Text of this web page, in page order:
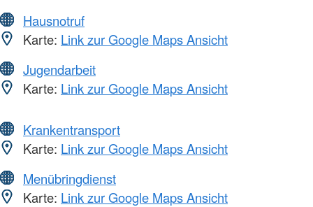
Hausnotruf
Karte: Link zur Google Maps Ansicht
Jugendarbeit
Karte: Link zur Google Maps Ansicht
Krankentransport
Karte: Link zur Google Maps Ansicht
Menübringdienst
Karte: Link zur Google Maps Ansicht